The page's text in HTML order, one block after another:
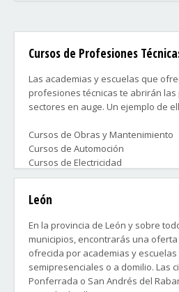
Cursos de Profesiones
Las academias y escuelas que
profesiones técnicas te abrirán
sectores en auge. Un ejemplo de
Cursos de Obras y Mantenimiento
Cursos de Automoción
Cursos de Electricidad
Cursos de Electrónica
consigue lo antes posible la
León
En la provincia de León y sobre
municipios, encontrarás una
ofrecida por academias y
semipresenciales o a domilio. Las
Ponferrada o San Andrés del